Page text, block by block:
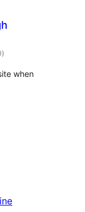
notes
en
)
when